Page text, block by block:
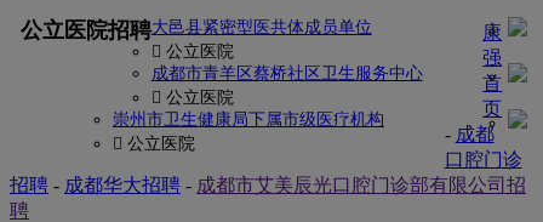
公立医院招聘大邑县紧密型医共体成员单位
 公立医院
成都市青羊区蔡桥社区卫生服务中心
 公立医院
崇州市卫生健康局下属市级医疗机构
 公立医院
康
强
首
页
- 成都
口腔门诊
招聘 - 成都华大招聘 - 成都市艾美辰光口腔门诊部有限公司招
聘